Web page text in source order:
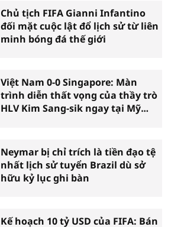
Chủ tịch FIFA Gianni Infantino
đối mặt cuộc lật đổ lịch sử từ liên
minh bóng đá thế giới
Việt Nam 0-0 Singapore: Màn
trình diễn thất vọng của thầy trò
HLV Kim Sang-sik ngay tại Mỹ
Neymar bị chỉ trích là tiền đạo tệ
nhất lịch sử tuyển Brazil dù sở
hữu kỷ lục ghi bàn
Kế hoạch 10 tỷ USD của FIFA: Bán